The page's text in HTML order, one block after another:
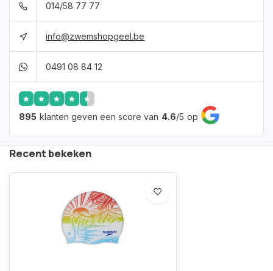
014/58 77 77
info@zwemshopgeel.be
0491 08 84 12
895 klanten geven een score van 4.6/5 op
Recent bekeken